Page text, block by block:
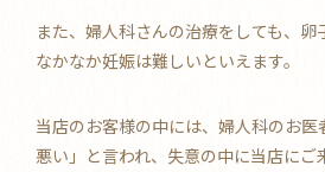
また、婦人科さんの治療をしても、卵
なかなか妊娠は難しいといえます。
当店のお客様の中には、婦人科のお
悪い」と言われ、失意の中に当店にご